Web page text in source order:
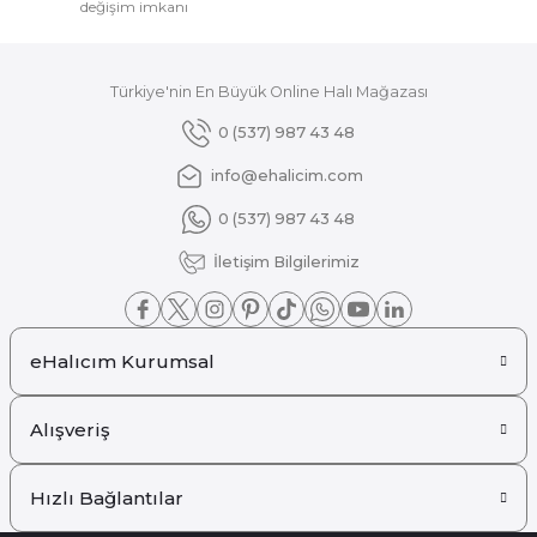
Gönder
değişim imkanı
Türkiye'nin En Büyük Online Halı Mağazası
0 (537) 987 43 48
info@ehalicim.com
0 (537) 987 43 48
İletişim Bilgilerimiz
eHalıcım Kurumsal
Alışveriş
Hızlı Bağlantılar